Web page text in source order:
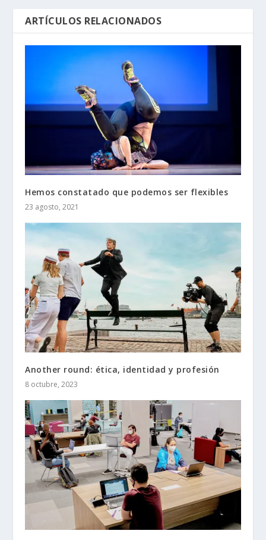
ARTÍCULOS RELACIONADOS
Hemos constatado que podemos ser flexibles
23 agosto, 2021
Another round: ética, identidad y profesión
8 octubre, 2023